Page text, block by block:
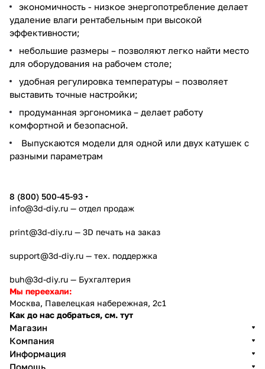
экономичность - низкое энергопотребление делает
удаление влаги рентабельным при высокой
эффективности;
небольшие размеры – позволяют легко найти место
для оборудования на рабочем столе;
удобная регулировка температуры – позволяет
выставить точные настройки;
продуманная эргономика – делает работу
комфортной и безопасной.
Выпускаются модели для одной или двух катушек с
разными параметрам
8 (800) 500-45-93
info@3d-diy.ru — отдел продаж
print@3d-diy.ru — 3D печать на заказ
support@3d-diy.ru — тех. поддержка
buh@3d-diy.ru — Бухгалтерия
Мы переехали:
Москва, Павелецкая набережная, 2с1
Как до нас добраться, см. тут
Магазин
Компания
Информация
Помощь